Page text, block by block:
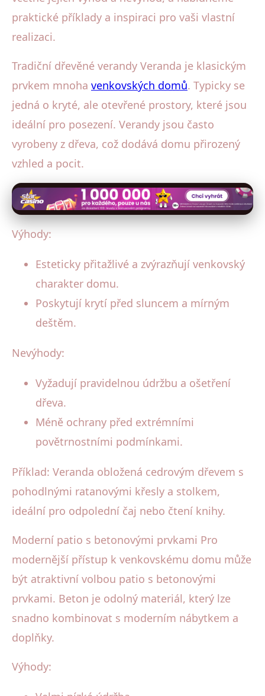
praktické příklady a inspiraci pro vaši vlastní
realizaci.
Tradiční dřevěné verandy Veranda je klasickým
prvkem mnoha venkovských domů. Typicky se
jedná o kryté, ale otevřené prostory, které jsou
ideální pro posezení. Verandy jsou často
vyrobeny z dřeva, což dodává domu přirozený
vzhled a pocit.
Výhody:
Esteticky přitažlivé a zvýrazňují venkovský
charakter domu.
Poskytují krytí před sluncem a mírným
deštěm.
Nevýhody:
Vyžadují pravidelnou údržbu a ošetření
dřeva.
Méně ochrany před extrémními
povětrnostními podmínkami.
Příklad: Veranda obložená cedrovým dřevem s
pohodlnými ratanovými křesly a stolkem,
ideální pro odpolední čaj nebo čtení knihy.
Moderní patio s betonovými prvkami Pro
modernější přístup k venkovskému domu může
být atraktivní volbou patio s betonovými
prvkami. Beton je odolný materiál, který lze
snadno kombinovat s moderním nábytkem a
doplňky.
Výhody: